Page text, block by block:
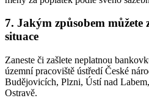
7. Jakým způsobem
situace
Zaneste či zašlete neplatnou
územní pracoviště ústředí České
Budějovicích, Plzni, Ústí nad
Ostravě.